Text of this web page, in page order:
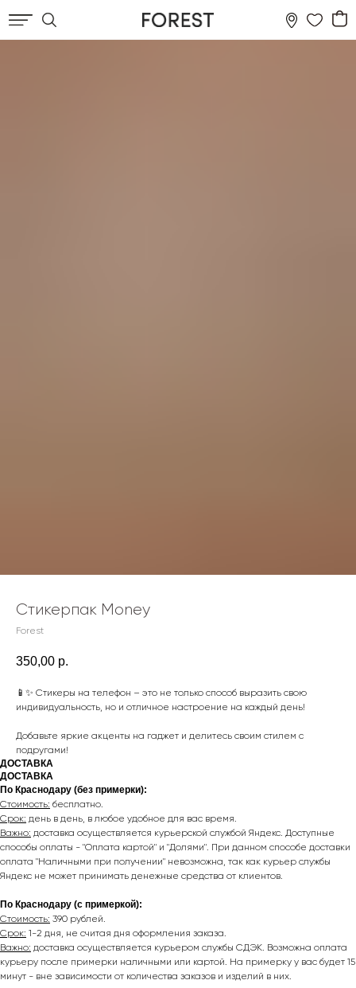
Стикерпак Money
Forest
350,00 р.
📱✨ Стикеры на телефон – это не только способ выразить свою
индивидуальность, но и отличное настроение на каждый день!
Добавьте яркие акценты на гаджет и делитесь своим стилем с
подругами!
ДОСТАВКА
ДОСТАВКА
По Краснодару (без примерки):
Стоимость: бесплатно.
Срок: день в день, в любое удобное для вас время.
Важно: доставка осуществляется курьерской службой Яндекс. Доступные
способы оплаты - "Оплата картой" и "Долями". При данном способе доставки
оплата "Наличными при получении" невозможна, так как курьер службы
Яндекс не может принимать денежные средства от клиентов.
По Краснодару (с примеркой):
Стоимость: 390 рублей.
Срок: 1-2 дня, не считая дня оформления заказа.
Важно: доставка осуществляется курьером службы СДЭК. Возможна оплата
курьеру после примерки наличными или картой. На примерку у вас будет 15
минут - вне зависимости от количества заказов и изделий в них.